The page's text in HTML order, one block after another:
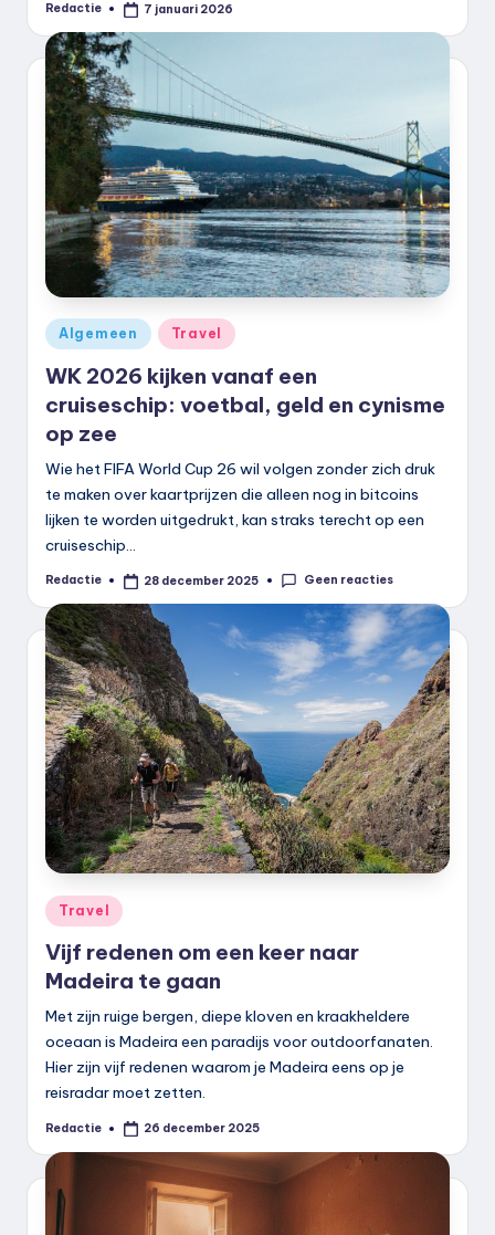
Geplaatst
Redactie 7 januari 2026
Geplaatst
Algemeen Travel
WK 2026 kijken vanaf een
cruiseschip: voetbal, geld en cynisme
op zee
Wie het FIFA World Cup 26 wil volgen zonder zich druk
te maken over kaartprijzen die alleen nog in bitcoins
lijken te worden uitgedrukt, kan straks terecht op een
cruiseschip…
Geplaatst
Redactie 28 december 2025 Geen reacties
Geplaatst
in
Travel
Vijf redenen om een keer naar
Madeira te gaan
Met zijn ruige bergen, diepe kloven en kraakheldere
oceaan is Madeira een paradijs voor outdoorfanaten.
Hier zijn vijf redenen waarom je Madeira eens op je
reisradar moet zetten.
Geplaatst
Redactie 26 december 2025